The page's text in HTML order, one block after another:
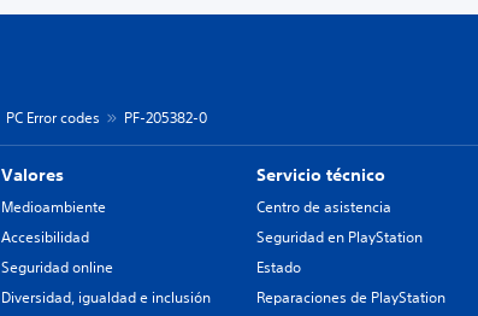
PC Error codes PF-205382-0
Valores
Medioambiente
Accesibilidad
Seguridad online
Diversidad, igualdad e inclusión
Servicio técnico
Centro de asistencia
Seguridad en PlayStation
Estado
Reparaciones de PlayStation